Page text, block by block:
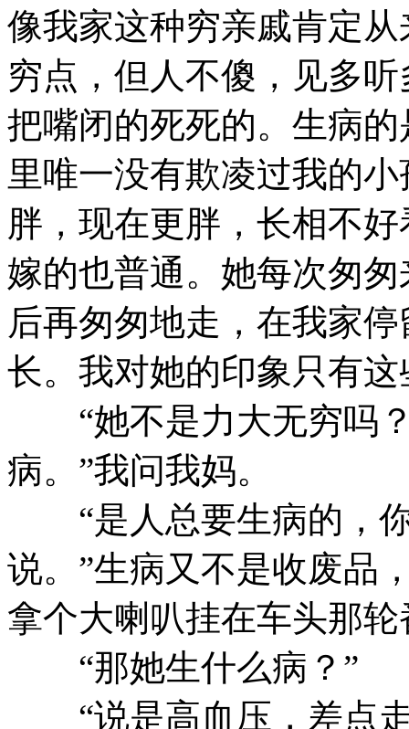
像我家这种穷亲戚肯定
穷点，但人不傻，见多
把嘴闭的死死的。生病
里唯一没有欺凌过我的
胖，现在更胖，长相不
嫁的也普通。她每次匆
后再匆匆地走，在我家
长。我对她的印象只有这
“她不是力大无穷吗？
病。”我问我妈。
“是人总要生病的，你
说。”生病又不是收废品
拿个大喇叭挂在车头那
“那她生什么病？”
“说是高血压，差点走